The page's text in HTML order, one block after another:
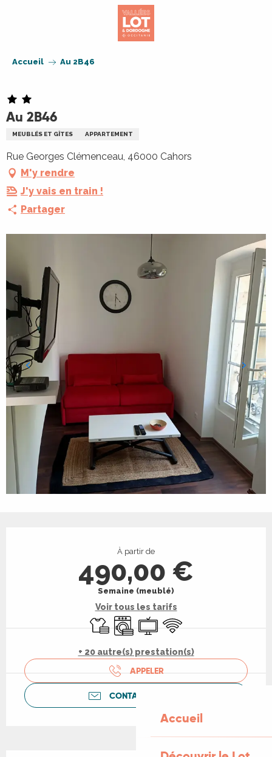
Accueil
Accueil Au 2B46
Au 2B46
MEUBLÉS ET GÎTES APPARTEMENT
Rue Georges Clémenceau, 46000 Cahors
M'y rendre
J'y vais en train !
Partager
À partir de
490,00 €
Semaine (meublé)
Voir tous les tarifs
Draps et linge
Lave lingeTélévision
WiFi
+ 20 autre(s) prestation(s)
APPELER
CONTACTEZ-NOUS